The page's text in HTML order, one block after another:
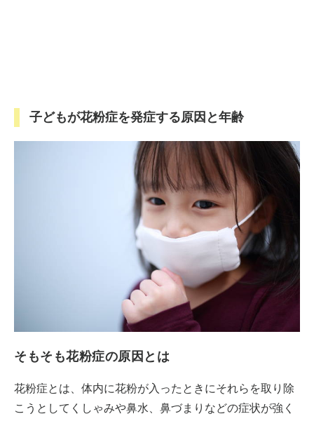
子どもが花粉症を発症する原因と年齢
そもそも花粉症の原因とは
花粉症とは、体内に花粉が入ったときにそれらを取り除
こうとしてくしゃみや鼻水、鼻づまりなどの症状が強く